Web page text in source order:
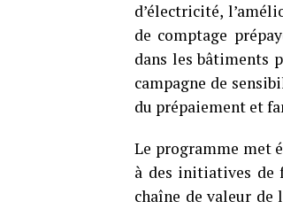
d’électricité,
de comptage
dans les bâtiments
campagne de
du prépaiement et
Le programme met
à des initiatives de
chaîne de valeur